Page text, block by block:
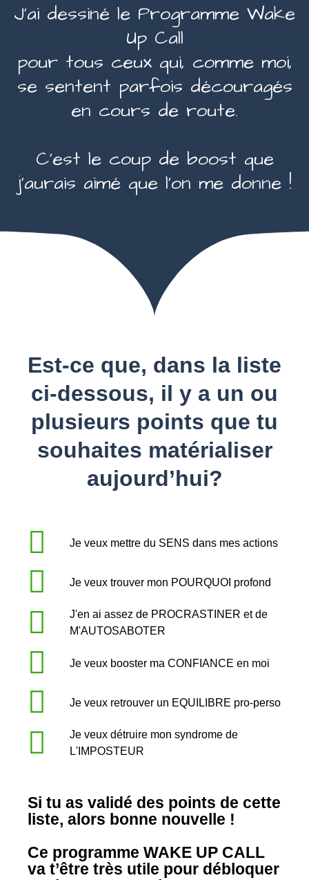
J’ai dessiné le Programme Wake
Up Call
pour tous ceux qui, comme moi,
se sentent parfois découragés
en cours de route.
C’est le coup de boost que
j’aurais aimé que l’on me donne !
Est-ce que, dans la liste
ci-dessous, il y a un ou
plusieurs points que tu
souhaites matérialiser
aujourd’hui?
Je veux mettre du SENS dans mes actions
Je veux trouver mon POURQUOI profond
J'en ai assez de PROCRASTINER et de
M'AUTOSABOTER
Je veux booster ma CONFIANCE en moi
Je veux retrouver un EQUILIBRE pro-perso
Je veux détruire mon syndrome de
L'IMPOSTEUR
Si tu as validé des points de cette
liste, alors bonne nouvelle !
Ce programme WAKE UP CALL
va t’être très utile pour débloquer